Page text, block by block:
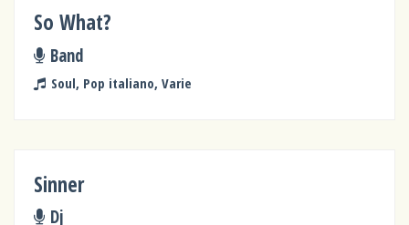
So What?
Band
Soul, Pop italiano, Varie
Sinner
Dj